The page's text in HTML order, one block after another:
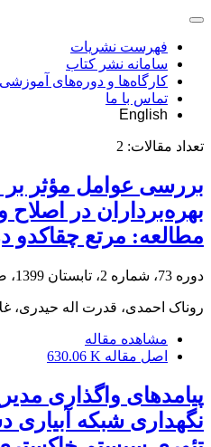
فهرست نشریات
سامانه نشر کتاب
کارگاه‌ها و دوره‌های
تماس با ما
English
تعداد مقالات: 2
بررسی عوامل مؤثر
بهره‌برداران در اصلاح
مطالعه: مرتع چقاکدو
دوره 73، شماره 2، تابستان 1399، صفحه
روناک احمدی، قدرت اله حیدری،
مشاهده مقاله
اصل مقاله 630.06 K
پیامدهای واگذاری
نگهداری شبکه آبیاری